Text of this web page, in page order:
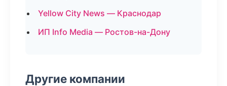
Yellow City News — Краснодар
ИП Info Media — Ростов-на-Дону
Другие компании